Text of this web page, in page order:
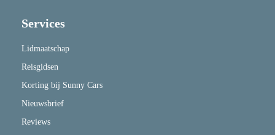
Services
Lidmaatschap
Reisgidsen
Korting bij Sunny Cars
Nieuwsbrief
Reviews